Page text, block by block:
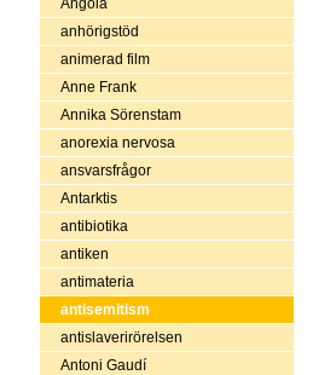
Angola
anhörigstöd
animerad film
Anne Frank
Annika Sörenstam
anorexia nervosa
ansvarsfrågor
Antarktis
antibiotika
antiken
antimateria
antisemitism
antislaverirörelsen
Antoni Gaudí